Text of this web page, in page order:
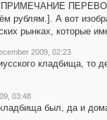
рублям.]. А вот
рынках,
2009, 02:23
кладбища, то
03:48
был, да и